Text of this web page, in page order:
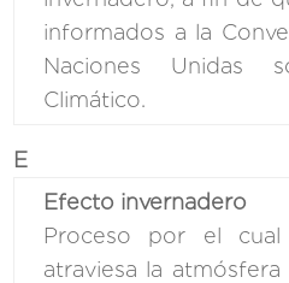
informados a la
Naciones Unidas
Climático.
E
Efecto invernadero
Proceso por el
atraviesa la